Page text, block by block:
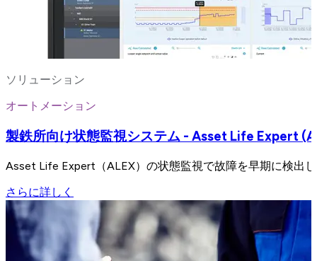
ソリューション
オートメーション
製鉄所向け状態監視システム - Asset Life Expert
Asset Life Expert（ALEX）の状態監視で故障を早期に検出
さらに詳しく